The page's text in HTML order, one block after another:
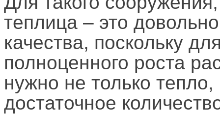
теплица – это
качества, поскольку
полноценного роста
нужно не только тепло,
достаточное